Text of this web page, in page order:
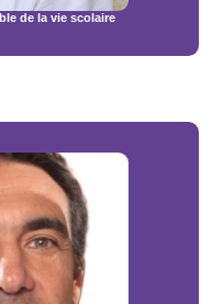
de la vie scolaire